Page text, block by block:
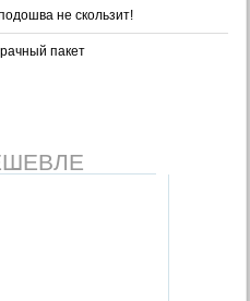
не скользит!
пакет